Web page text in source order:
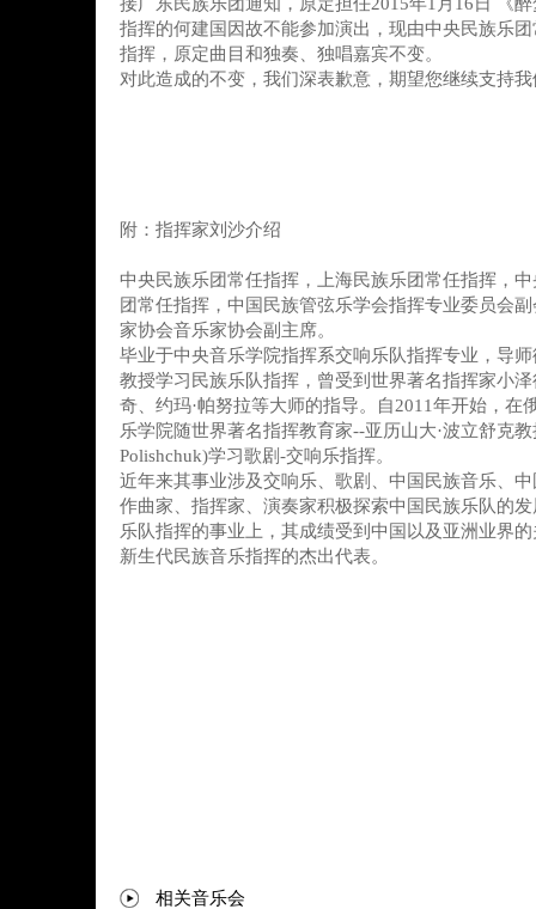
指挥的何建国因故不能参加演出，现由中央民族乐
指挥，原定曲目和独奏、独唱嘉宾不变。
对此造成的不变，我们深表歉意，期望您继续支持
附：指挥家刘沙介绍
中央民族乐团常任指挥，上海民族乐团常任指挥，
团常任指挥，中国民族管弦乐学会指挥专业委员会
家协会音乐家协会副主席。
毕业于中央音乐学院指挥系交响乐队指挥专业，导
教授学习民族乐队指挥，曾受到世界著名指挥家小
奇、约玛·帕努拉等大师的指导。自2011年开始，在
乐学院随世界著名指挥教育家--亚历山大·波立舒克教
Polishchuk)学习歌剧-交响乐指挥。
近年来其事业涉及交响乐、歌剧、中国民族音乐、
作曲家、指挥家、演奏家积极探索中国民族乐队的
乐队指挥的事业上，其成绩受到中国以及亚洲业界
新生代民族音乐指挥的杰出代表。
相关音乐会